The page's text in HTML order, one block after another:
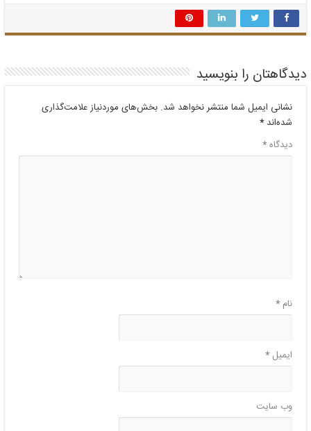
دیدگاهتان را بنویسید
نشانی ایمیل شما منتشر نخواهد شد. بخش‌های موردنیاز علامت‌گذاری
شده‌اند*
دیدگاه*
نام*
ایمیل*
وب‌ سایت